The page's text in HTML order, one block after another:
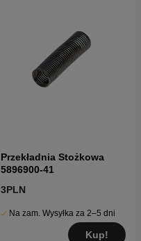
Przekładnia Stożkowa
5896900-41
3PLN
Na zam. Wysyłka za 2–5 dni
Kup!